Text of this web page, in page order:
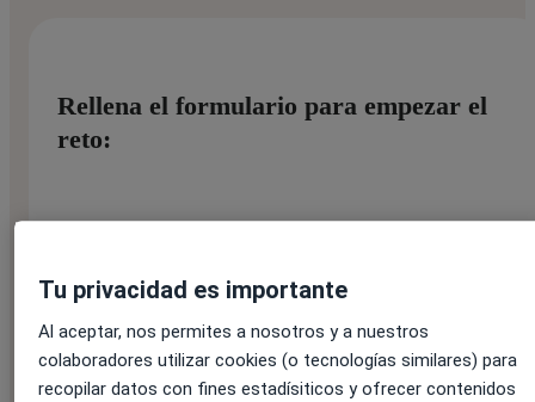
Rellena el formulario para empezar el
reto:
Apellido:
Tu privacidad es importante
Al aceptar, nos permites a nosotros y a nuestros
colaboradores utilizar cookies (o tecnologías similares) para
recopilar datos con fines estadísiticos y ofrecer contenidos